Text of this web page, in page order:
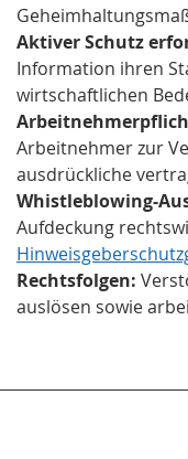
Aktiver Schutz
Information ihren
wirtschaftlichen
Arbeitnehmer zur
ausdrückliche
Whistleblowing-
Aufdeckung
Rechtsfolgen:
auslösen sowie